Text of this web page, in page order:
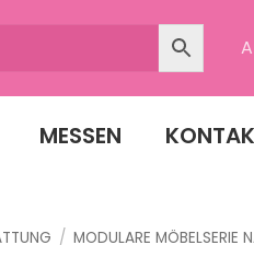
MESSEN
/ MODULARE MÖBELSERIE